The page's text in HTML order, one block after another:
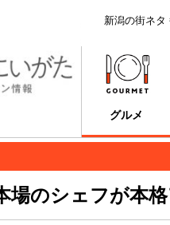
新潟の街ネタ
グルメ
場のシェフが本